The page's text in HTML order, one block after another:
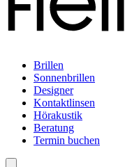
Brillen
Sonnenbrillen
Designer
Kontaktlinsen
Hörakustik
Beratung
Termin buchen